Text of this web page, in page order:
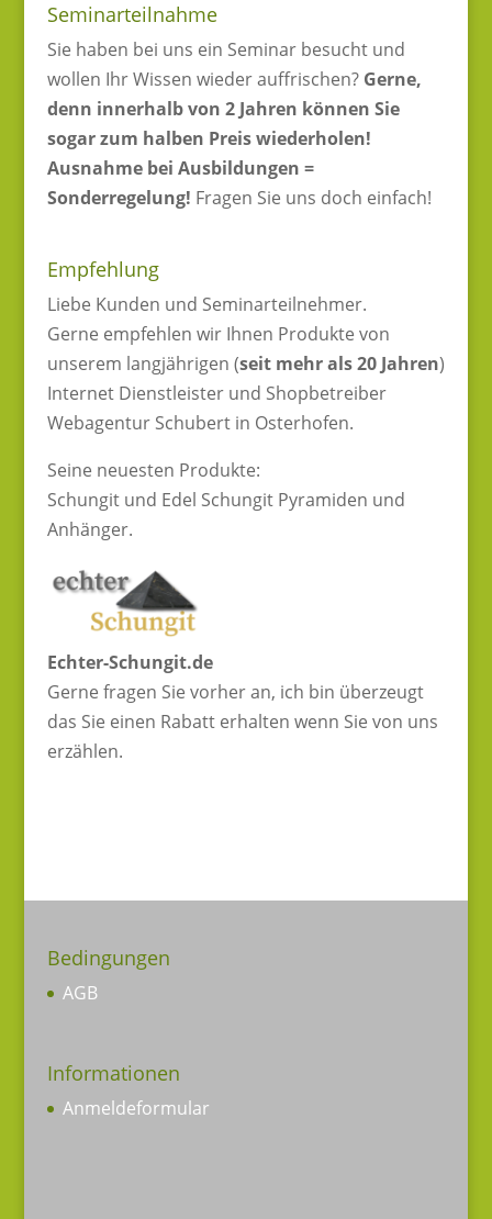
Seminarteilnahme
Sie haben bei uns ein Seminar besucht und
wollen Ihr Wissen wieder auffrischen? Gerne,
denn innerhalb von 2 Jahren können Sie
sogar zum halben Preis wiederholen!
Ausnahme bei Ausbildungen =
Sonderregelung! Fragen Sie uns doch einfach!
Empfehlung
Liebe Kunden und Seminarteilnehmer.
Gerne empfehlen wir Ihnen Produkte von
unserem langjährigen (seit mehr als 20 Jahren)
Internet Dienstleister und Shopbetreiber
Webagentur Schubert in Osterhofen.
Seine neuesten Produkte:
Schungit und Edel Schungit Pyramiden und
Anhänger.
Echter-Schungit.de
Gerne fragen Sie vorher an, ich bin überzeugt
das Sie einen Rabatt erhalten wenn Sie von uns
erzählen.
Bedingungen
AGB
Informationen
Anmeldeformular